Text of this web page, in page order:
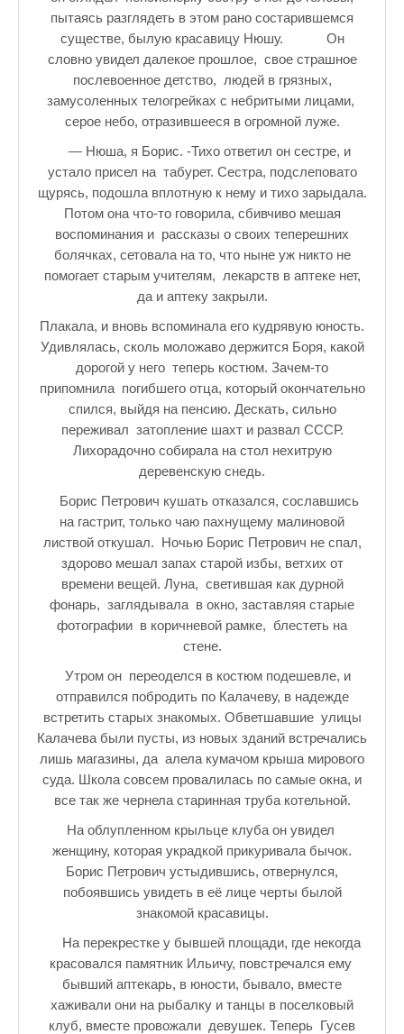
пытаясь разглядеть в этом рано состарившемся
существе, былую красавицу Нюшу. Он
словно увидел далекое прошлое, свое страшное
послевоенное детство, людей в грязных,
замусоленных телогрейках с небритыми лицами,
серое небо, отразившееся в огромной луже.
— Нюша, я Борис. -Тихо ответил он сестре, и
устало присел на табурет. Сестра, подслеповато
щурясь, подошла вплотную к нему и тихо зарыдала.
Потом она что-то говорила, сбивчиво мешая
воспоминания и рассказы о своих теперешних
болячках, сетовала на то, что ныне уж никто не
помогает старым учителям, лекарств в аптеке нет,
да и аптеку закрыли.
Плакала, и вновь вспоминала его кудрявую юность.
Удивлялась, сколь моложаво держится Боря, какой
дорогой у него теперь костюм. Зачем-то
припомнила погибшего отца, который окончательно
спился, выйдя на пенсию. Дескать, сильно
переживал затопление шахт и развал СССР.
Лихорадочно собирала на стол нехитрую
деревенскую снедь.
Борис Петрович кушать отказался, сославшись
на гастрит, только чаю пахнущему малиновой
листвой откушал. Ночью Борис Петрович не спал,
здорово мешал запах старой избы, ветхих от
времени вещей. Луна, светившая как дурной
фонарь, заглядывала в окно, заставляя старые
фотографии в коричневой рамке, блестеть на
стене.
Утром он переоделся в костюм подешевле, и
отправился побродить по Калачеву, в надежде
встретить старых знакомых. Обветшавшие улицы
Калачева были пусты, из новых зданий встречались
лишь магазины, да алела кумачом крыша мирового
суда. Школа совсем провалилась по самые окна, и
все так же чернела старинная труба котельной.
На облупленном крыльце клуба он увидел
женщину, которая украдкой прикуривала бычок.
Борис Петрович устыдившись, отвернулся,
побоявшись увидеть в её лице черты былой
знакомой красавицы.
На перекрестке у бывшей площади, где некогда
красовался памятник Ильичу, повстречался ему
бывший аптекарь, в юности, бывало, вместе
хаживали они на рыбалку и танцы в поселковый
клуб, вместе провожали девушек. Теперь Гусев